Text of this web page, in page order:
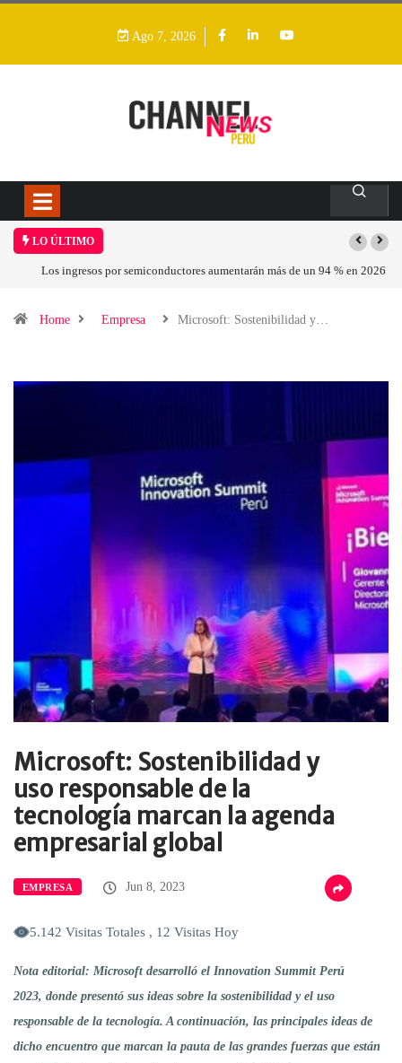
Ago 7, 2026
LO ÚLTIMO
Los ingresos por semiconductores aumentarán más de un 94 % en 2026
Home Empresa Microsoft: Sostenibilidad y…
Microsoft: Sostenibilidad y
uso responsable de la
tecnología marcan la agenda
empresarial global
EMPRESA Jun 8, 2023
5.142 Visitas Totales , 12 Visitas Hoy
Nota editorial: Microsoft desarrolló el Innovation Summit Perú
2023, donde presentó sus ideas sobre la sostenibilidad y el uso
responsable de la tecnología. A continuación, las principales ideas de
dicho encuentro que marcan la pauta de las grandes fuerzas que están